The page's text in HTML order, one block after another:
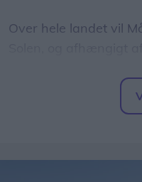
Over hele landet vil
Formørkelsen topper